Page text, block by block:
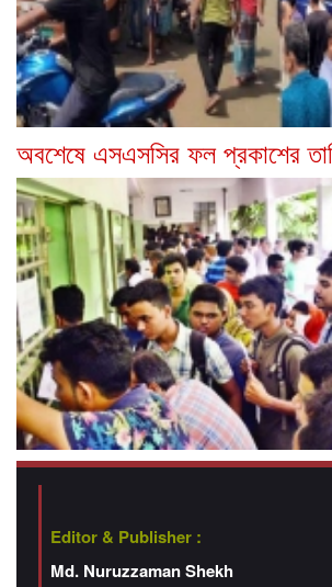
অবশেষে এসএসসির ফল প্রকাশের
Editor & Publisher :
Md. Nuruzzaman Shekh